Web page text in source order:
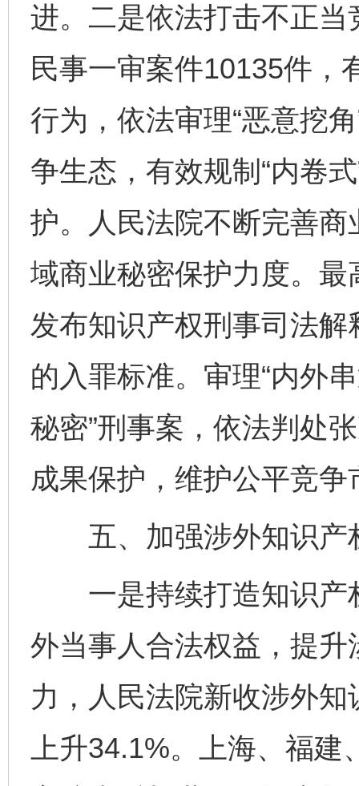
进。二是依法打击不正
民事一审案件10135件，
行为，依法审理“恶意挖
争生态，有效规制“内卷
护。人民法院不断完善
域商业秘密保护力度。
发布知识产权刑事司法
的入罪标准。审理“内外
秘密”刑事案，依法判处
成果保护，维护公平竞争
五、加强涉外知识产
一是持续打造知识产
外当事人合法权益，提
力，人民法院新收涉外
上升34.1%。上海、福